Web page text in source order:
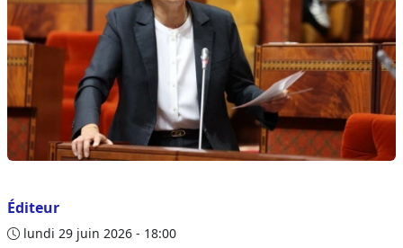
Éditeur
lundi 29 juin 2026 - 18:00